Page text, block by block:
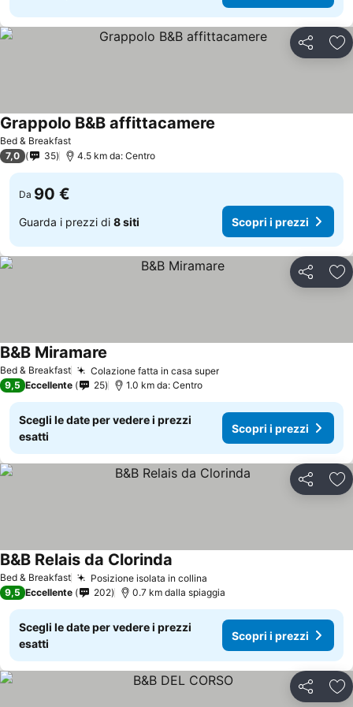
Condividi
Bed & Breakfast
Grappolo B&B affittacamere
7,0 35 4.5 km da: Centro
Da 90 €
Guarda i prezzi di 8 siti Scopri i prezzi
Condividi
Bed & Breakfast Colazione fatta in casa super
B&B Miramare
9,5 Eccellente 25 1.0 km da: Centro
Scegli le date per vedere i prezzi
esatti
Scopri i prezzi
Condividi
Bed & Breakfast Posizione isolata in collina
B&B Relais da Clorinda
9,5 Eccellente 202 0.7 km dalla spiaggia
Scegli le date per vedere i prezzi
esatti
Scopri i prezzi
Condividi